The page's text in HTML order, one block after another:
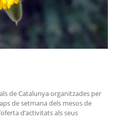
de Catalunya organitzades per
de setmana dels mesos de
d’activitats als seus